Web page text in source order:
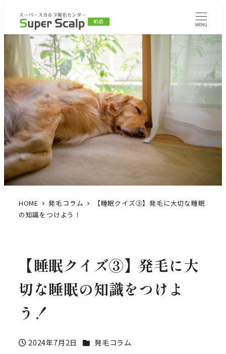
MENU
HOME 発毛コラム
【睡眠クイズ③】発毛に大切な睡眠
の知識をつけよう！
【睡眠クイズ③】発毛に大
切な睡眠の知識をつけよ
う！
投稿日
2024年7月2日 カテゴリー
発毛コラム